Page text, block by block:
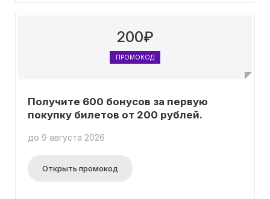
200₽
ПРОМОКОД
Получите 600 бонусов за первую
покупку билетов от 200 рублей.
до 9 августа 2026
Открыть промокод